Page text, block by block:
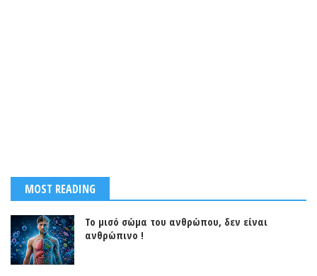
MOST READING
Το μισό σώμα του ανθρώπου, δεν είναι
ανθρώπινο !